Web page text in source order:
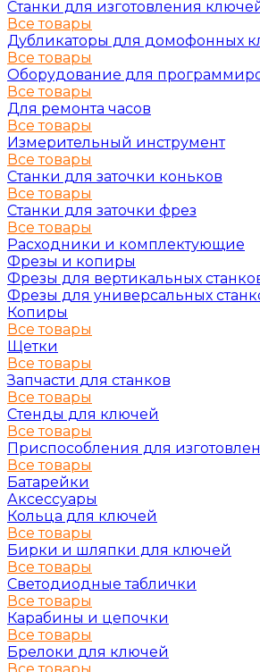
Станки для изготовления
Все товары
Дубликаторы для домофонных
Все товары
Оборудование для
Все товары
Для ремонта часов
Все товары
Измерительный инструмент
Все товары
Станки для заточки коньков
Все товары
Станки для заточки фрез
Все товары
Расходники и комплектующие
Фрезы и копиры
Фрезы для вертикальных
Фрезы для универсальных
Копиры
Все товары
Щетки
Все товары
Запчасти для станков
Все товары
Стенды для ключей
Все товары
Приспособления для
Все товары
Батарейки
Аксессуары
Кольца для ключей
Все товары
Бирки и шляпки для ключей
Все товары
Светодиодные таблички
Все товары
Карабины и цепочки
Все товары
Брелоки для ключей